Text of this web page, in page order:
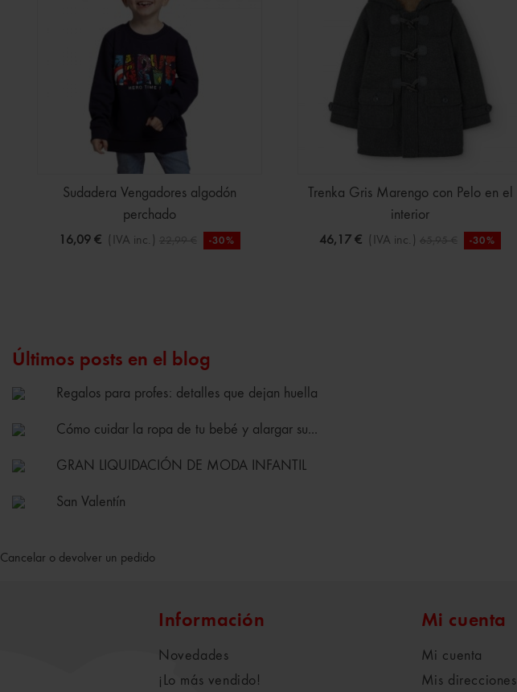
Sudadera Vengadores algodón
perchado
16,09 € (IVA inc.) 22,99 € -30%
Trenka Gris Marengo con Pelo en el
interior
46,17 € (IVA inc.) 65,95 € -30%
Últimos posts en el blog
Regalos para profes: detalles que dejan huella
Cómo cuidar la ropa de tu bebé y alargar su...
GRAN LIQUIDACIÓN DE MODA INFANTIL
San Valentín
Cancelar o devolver un pedido
Información
Novedades
¡Lo más vendido!
Mi cuenta
Mi cuenta
Mis direcciones